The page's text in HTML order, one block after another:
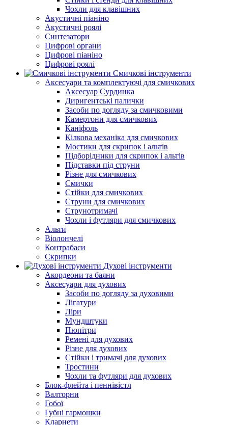
Чохли для клавішних
Акустичні піаніно
Акустичні роялі
Синтезатори
Цифрові органи
Цифрові піаніно
Цифрові роялі
Смичкові інструменти
Аксесуари та комплектуючі для смичкових
Аксесуар Сурдинка
Диригентські палички
Засоби по догляду за смичковими
Камертони для смичкових
Каніфоль
Кілкова механіка для смичкових
Мостики для скрипок і альтів
Підборiдники для скрипок і альтів
Підставки під струни
Різне для смичкових
Смички
Стійки для смичкових
Струни для смичкових
Струнотримачі
Чохли і футляри для смичкових
Альти
Віолончелі
Контрабаси
Скрипки
Духові інструменти
Акордеони та баяни
Аксесуари для духових
Засоби по догляду за духовими
Лігатури
Ліри
Мундштуки
Пюпітри
Ремені для духових
Різне для духових
Стійки і тримачі для духових
Тростини
Чохли та футляри для духових
Блок-флейта і пеннівістл
Валторни
Гобої
Губні гармошки
Кларнети